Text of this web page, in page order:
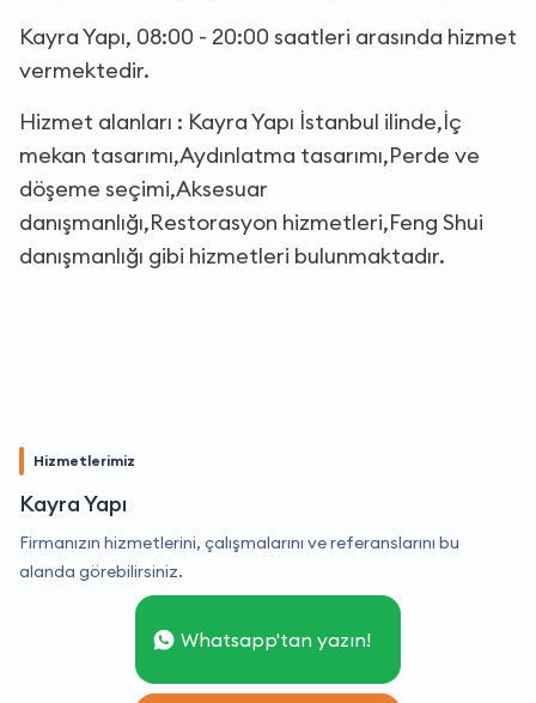
Kayra Yapı, 08:00 - 20:00 saatleri arasında hizmet
vermektedir.
Hizmet alanları : Kayra Yapı İstanbul ilinde,İç
mekan tasarımı,Aydınlatma tasarımı,Perde ve
döşeme seçimi,Aksesuar
danışmanlığı,Restorasyon hizmetleri,Feng Shui
danışmanlığı gibi hizmetleri bulunmaktadır.
Hizmetlerimiz
Kayra Yapı
Firmanızın hizmetlerini, çalışmalarını ve referanslarını bu
alanda görebilirsiniz.
Whatsapp'tan yazın!